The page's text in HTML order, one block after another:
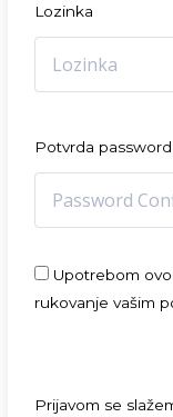
Lozinka
Potvrda password
Upotrebom
rukovanje vašim
Prijavom se